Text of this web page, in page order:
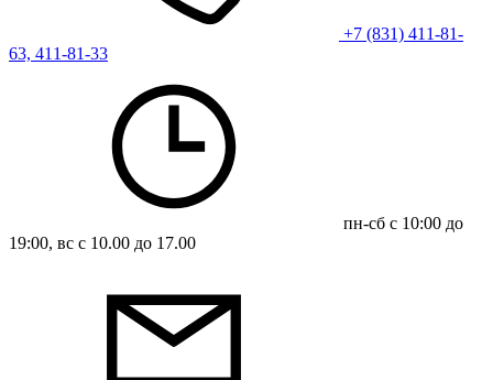
+7 (831) 411-81-
63, 411-81-33
пн-сб с 10:00 до
19:00, вс с 10.00 до 17.00